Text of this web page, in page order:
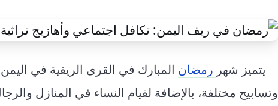
يتميز شهر رمضان المبارك في القرى الريفية في
وتسابيح مختلفة، بالإضافة لقيام النساء في المنازل